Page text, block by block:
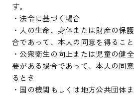
す。
・法令に基づく場合
・人の生命、身体または財産の保
合であって、本人の同意を得るこ
・公衆衛生の向上または児童の健
要がある場合であって、本人の同
るとき
・国の機関もしくは地方公共団体